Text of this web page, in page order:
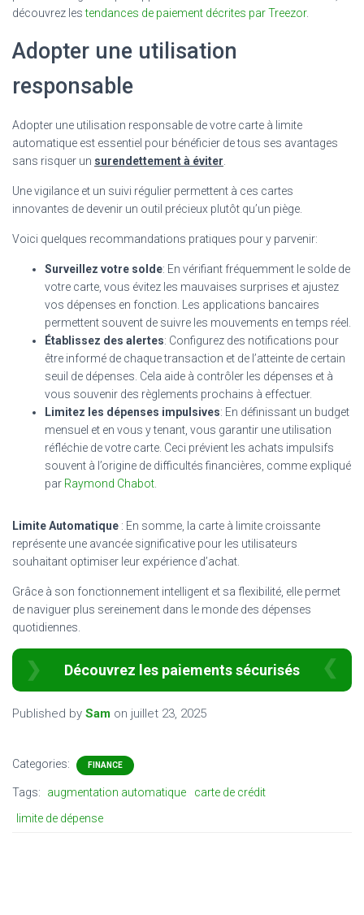
découvrez lestendances de paiement décrites par Treezor.
Adopter une utilisation
responsable
Adopter une utilisation responsable de votre carte à limite
automatique est essentiel pour bénéficier de tous ses avantages
sans risquer un surendettement à éviter
Une vigilance et un suivi régulier permettent à ces cartes
innovantes de devenir un outil précieux plutôt qu’un piège.
Voici quelques recommandations pratiques pour y parvenir:
Surveillez votre solde: En vérifiant fréquemment le solde de
votre carte, vous évitez les mauvaises surprises et ajustez
vos dépenses en fonction. Les applications bancaires
permettent souvent de suivre les mouvements en temps réel.
Établissez des alertes: Configurez des notifications pour
être informé de chaque transaction et de l’atteinte de certain
seuil de dépenses. Cela aide à contrôler les dépenses et à
vous souvenir des règlements prochains à effectuer.
Limitez les dépenses impulsives: En définissant un budget
mensuel et en vous y tenant, vous garantir une utilisation
réfléchie de votre carte. Ceci prévient les achats impulsifs
souvent à l’origine de difficultés financières, comme expliqué
par Raymond Chabot
Limite Automatique : En somme, la carte à limite croissante
représente une avancée significative pour les utilisateurs
souhaitant optimiser leur expérience d’achat.
Grâce à son fonctionnement intelligent et sa flexibilité, elle permet
de naviguer plus sereinement dans le monde des dépenses
quotidiennes.
Découvrez les paiements sécurisés
Published by Sam on juillet 23, 2025
Categories: FINANCE
Tags: augmentation automatique
carte de crédit
limite de dépense